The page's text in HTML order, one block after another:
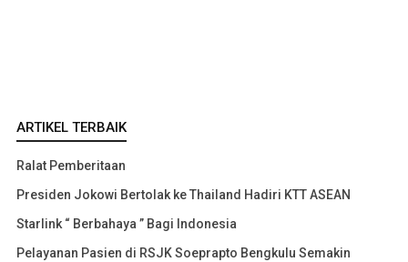
ARTIKEL TERBAIK
Ralat Pemberitaan
Presiden Jokowi Bertolak ke Thailand Hadiri KTT ASEAN
Starlink “ Berbahaya ” Bagi Indonesia
Pelayanan Pasien di RSJK Soeprapto Bengkulu Semakin